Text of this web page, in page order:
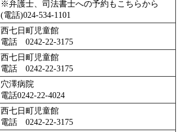
※弁護士、司法書士への予約もこちらから
(電話)024-534-1101
西七日町児童館
電話 0242‐22‐3175
西七日町児童館
電話 0242‐22‐3175
穴澤病院
電話0242-22-4024
西七日町児童館
電話 0242‐22‐3175